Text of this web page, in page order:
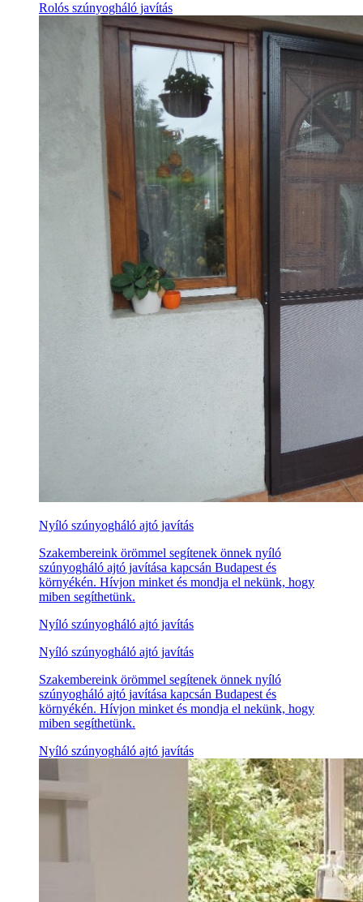
Rolós szúnyogháló javítás
Nyíló szúnyogháló ajtó javítás
Szakembereink örömmel segítenek önnek nyíló
szúnyogháló ajtó javítása kapcsán Budapest és
környékén. Hívjon minket és mondja el nekünk, hogy
miben segíthetünk.
Nyíló szúnyogháló ajtó javítás
Nyíló szúnyogháló ajtó javítás
Szakembereink örömmel segítenek önnek nyíló
szúnyogháló ajtó javítása kapcsán Budapest és
környékén. Hívjon minket és mondja el nekünk, hogy
miben segíthetünk.
Nyíló szúnyogháló ajtó javítás